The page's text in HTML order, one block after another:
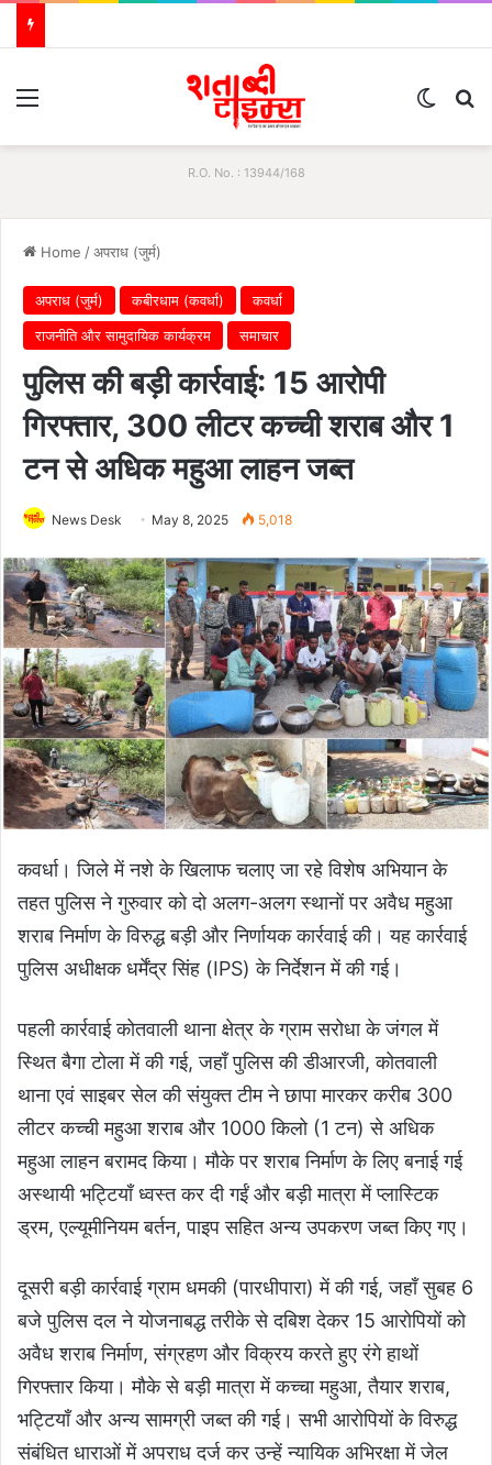
R.O. No. : 13944/168
Home /अपराध (जुर्म)
अपराध (जुर्म) कबीरधाम (कवर्धा)
कवर्धा
राजनीति और सामुदायिक कार्यक्रम
समाचार
पुलिस की बड़ी कार्रवाई: 15 आरोपी
गिरफ्तार, 300 लीटर कच्ची शराब और 1
टन से अधिक महुआ लाहन जब्त
News Desk May 8, 2025 5,018
कवर्धा। जिले में नशे के खिलाफ चलाए जा रहे विशेष अभियान के
तहत पुलिस ने गुरुवार को दो अलग-अलग स्थानों पर अवैध महुआ
शराब निर्माण के विरुद्ध बड़ी और निर्णायक कार्रवाई की। यह कार्रवाई
पुलिस अधीक्षक धर्मेंद्र सिंह (IPS) के निर्देशन में की गई।
पहली कार्रवाई कोतवाली थाना क्षेत्र के ग्राम सरोधा के जंगल में
स्थित बैगा टोला में की गई, जहाँ पुलिस की डीआरजी, कोतवाली
थाना एवं साइबर सेल की संयुक्त टीम ने छापा मारकर करीब 300
लीटर कच्ची महुआ शराब और 1000 किलो (1 टन) से अधिक
महुआ लाहन बरामद किया। मौके पर शराब निर्माण के लिए बनाई गई
अस्थायी भट्टियाँ ध्वस्त कर दी गईं और बड़ी मात्रा में प्लास्टिक
ड्रम, एल्यूमीनियम बर्तन, पाइप सहित अन्य उपकरण जब्त किए गए।
दूसरी बड़ी कार्रवाई ग्राम धमकी (पारधीपारा) में की गई, जहाँ सुबह 6
बजे पुलिस दल ने योजनाबद्ध तरीके से दबिश देकर 15 आरोपियों को
अवैध शराब निर्माण, संग्रहण और विक्रय करते हुए रंगे हाथों
गिरफ्तार किया। मौके से बड़ी मात्रा में कच्चा महुआ, तैयार शराब,
भट्टियाँ और अन्य सामग्री जब्त की गई। सभी आरोपियों के विरुद्ध
संबंधित धाराओं में अपराध दर्ज कर उन्हें न्यायिक अभिरक्षा में जेल